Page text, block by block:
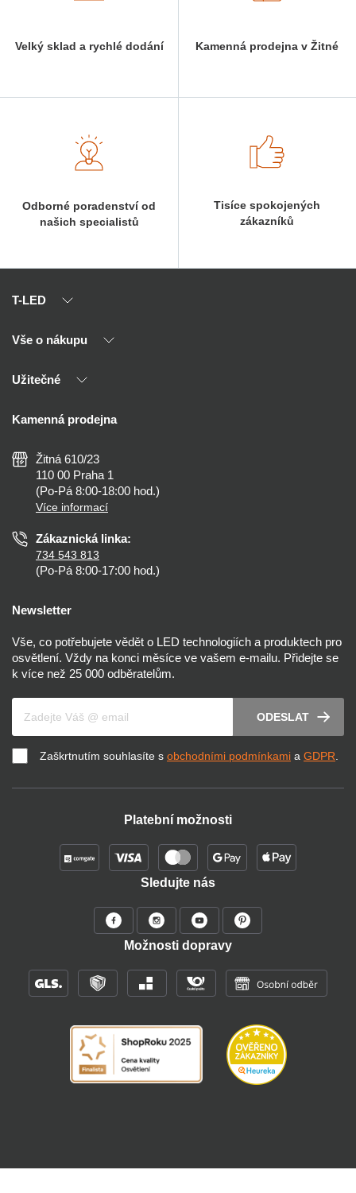
Velký sklad a rychlé dodání Kamenná prodejna v Žitné
Odborné poradenství od
našich specialistů
Tisíce spokojených
zákazníků
T-LED
O nás
Kontakty
Vše o nákupu
Výhody T-LED
Montáž
Nejčastější dotazy
Než koupíte
Osvětlení dle místnosti
Užitečné
Reklamace a vrácení
Zásady ochrany soukromí
Nastavení cookies
Prohlášení o přístupnosti
Kamenná prodejna
Žitná 610/23
110 00 Praha 1
(Po-Pá 8:00-18:00 hod.)
Více informací
Zákaznická linka:
734 543 813
(Po-Pá 8:00-17:00 hod.)
Newsletter
Vše, co potřebujete vědět o LED technologiích a produktech pro
osvětlení. Vždy na konci měsíce ve vašem e-mailu. Přidejte se
k více než 25 000 odběratelům.
ODESLAT
Zaškrtnutím souhlasíte s obchodními podmínkami a GDPR
Platební možnosti
Sledujte nás
Možnosti dopravy